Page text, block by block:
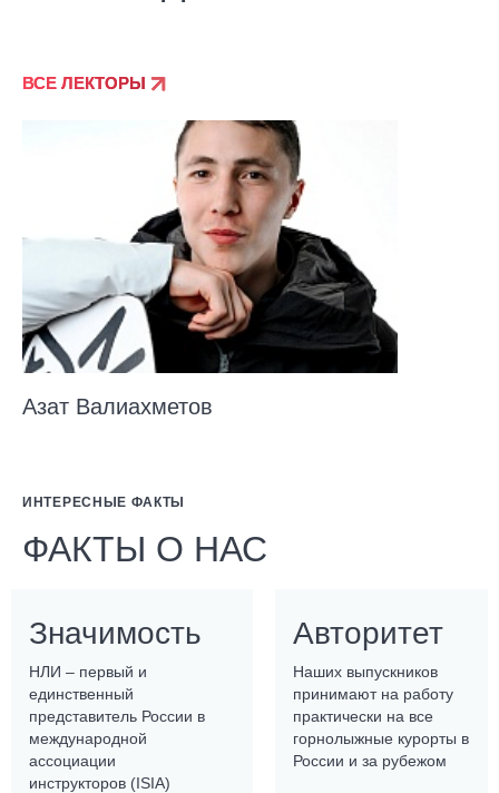
ВСЕ ЛЕКТОРЫ
Азат Валиахметов
ИНТЕРЕСНЫЕ ФАКТЫ
ФАКТЫ О НАС
Значимость
НЛИ – первый и
единственный
представитель России в
международной
ассоциации
инструкторов (ISIA)
Авторитет
Наших выпускников
принимают на работу
практически на все
горнолыжные курорты в
России и за рубежом